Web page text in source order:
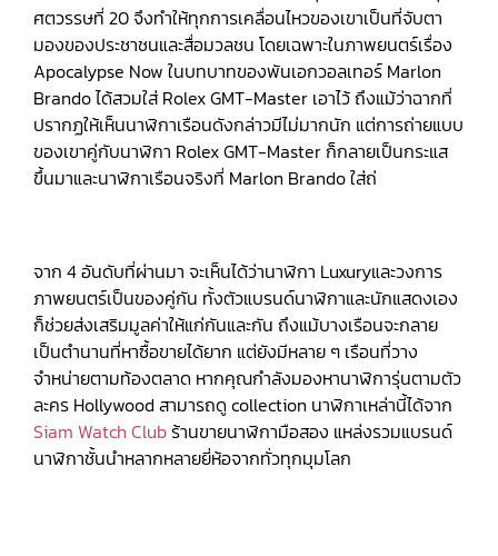
ศตวรรษที่ 20 จึงทำให้ทุกการเคลื่อนไหวของเขาเป็นที่จับตา
มองของประชาชนและสื่อมวลชน โดยเฉพาะในภาพยนตร์เรื่อง
Apocalypse Now ในบทบาทของพันเอกวอลเทอร์ Marlon
Brando ได้สวมใส่ Rolex GMT-Master เอาไว้ ถึงแม้ว่าฉากที่
ปรากฏให้เห็นนาฬิกาเรือนดังกล่าวมีไม่มากนัก แต่การถ่ายแบบ
ของเขาคู่กับนาฬิกา Rolex GMT-Master ก็กลายเป็นกระแส
ขึ้นมาและนาฬิกาเรือนจริงที่ Marlon Brando ใส่ถ่
จาก 4 อันดับที่ผ่านมา จะเห็นได้ว่านาฬิกา Luxuryและวงการ
ภาพยนตร์เป็นของคู่กัน ทั้งตัวแบรนด์นาฬิกาและนักแสดงเอง
ก็ช่วยส่งเสริมมูลค่าให้แก่กันและกัน ถึงแม้บางเรือนจะกลาย
เป็นตำนานที่หาซื้อขายได้ยาก แต่ยังมีหลาย ๆ เรือนที่วาง
จำหน่ายตามท้องตลาด หากคุณกำลังมองหานาฬิการุ่นตามตัว
ละคร Hollywood สามารถดู collection นาฬิกาเหล่านี้ได้จาก
Siam Watch Clubร้านขายนาฬิกามือสอง แหล่งรวมแบรนด์
นาฬิกาชั้นนำหลากหลายยี่ห้อจากทั่วทุกมุมโลก